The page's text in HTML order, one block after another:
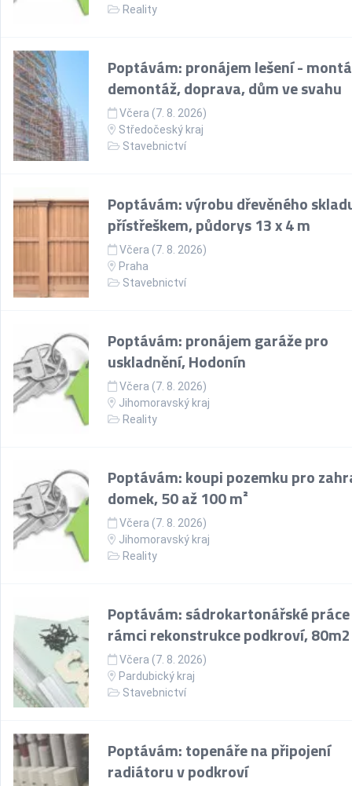
Reality
Poptávám: pronájem lešení -
demontáž, doprava, dům ve svahu
Včera (7. 8. 2026)
Středočeský kraj
Stavebnictví
Poptávám: výrobu dřevěného
přístřeškem, půdorys 13 x 4 m
Včera (7. 8. 2026)
Praha
Stavebnictví
Poptávám: pronájem garáže pro
uskladnění, Hodonín
Včera (7. 8. 2026)
Jihomoravský kraj
Reality
Poptávám: koupi pozemku pro
domek, 50 až 100 m²
Včera (7. 8. 2026)
Jihomoravský kraj
Reality
Poptávám: sádrokartonářské
rámci rekonstrukce podkroví, 80m2
Včera (7. 8. 2026)
Pardubický kraj
Stavebnictví
Poptávám: topenáře na připojení
radiátoru v podkroví